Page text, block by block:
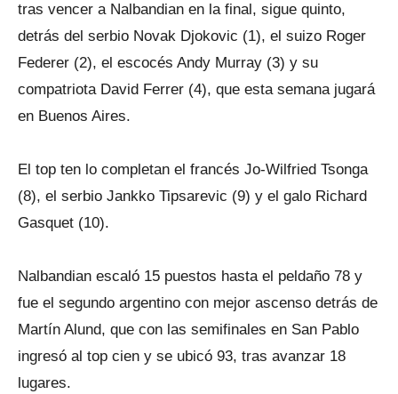
tras vencer a Nalbandian en la final, sigue quinto,
detrás del serbio Novak Djokovic (1), el suizo Roger
Federer (2), el escocés Andy Murray (3) y su
compatriota David Ferrer (4), que esta semana jugará
en Buenos Aires.
El top ten lo completan el francés Jo-Wilfried Tsonga
(8), el serbio Jankko Tipsarevic (9) y el galo Richard
Gasquet (10).
Nalbandian escaló 15 puestos hasta el peldaño 78 y
fue el segundo argentino con mejor ascenso detrás de
Martín Alund, que con las semifinales en San Pablo
ingresó al top cien y se ubicó 93, tras avanzar 18
lugares.